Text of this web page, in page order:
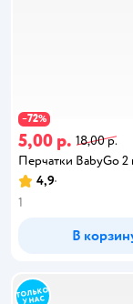
−72%
5,00 р. 18,00 р.
Перчатки BabyGо 2
4,9
1
В